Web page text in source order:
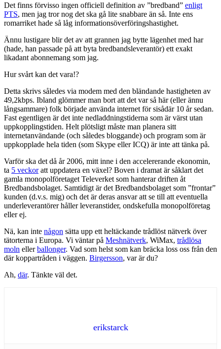
Det finns förvisso ingen officiell definition av ”bredband” enligt
PTS, men jag tror nog det ska gå lite snabbare än så. Inte ens
romarriket hade så låg informationsöverföringshastighet.
Ännu lustigare blir det av att grannen jag bytte lägenhet med har
(hade, han passade på att byta bredbandsleverantör) ett exakt
likadant abonnemang som jag.
Hur svårt kan det vara!?
Detta skrivs således via modem med den bländande hastigheten av
49,2kbps. Ibland glömmer man bort att det var så här (eller ännu
långsammare) folk började använda internet för sisådär 10 år sedan.
Fast egentligen är det inte nedladdningstiderna som är värst utan
uppkopplingstiden. Helt plötsligt måste man planera sitt
internetanvändande (och således bloggande) och program som är
uppkopplade hela tiden (som Skype eller ICQ) är inte att tänka på.
Varför ska det då år 2006, mitt inne i den accelererande ekonomin,
ta 5 veckoratt uppdatera en växel? Boven i dramat är såklart det
gamla monopolföretaget Televerket som hanterar driften åt
Bredbandsbolaget. Samtidigt är det Bredbandsbolaget som ”frontar”
kunden (d.v.s. mig) och det är deras ansvar att se till att eventuella
underleverantörer håller leveranstider, ondskefulla monopolföretag
eller ej.
Nä, kan inte någon sätta upp ett heltäckande trådlöst nätverk över
tätorterna i Europa. Vi väntar på Meshnätverk, WiMax, trådlösa
moln ellerballonger. Vad som helst som kan bräcka loss oss från den
där koppartråden i väggen. Birgersson, var är du?
Ah, där. Tänkte väl det.
erikstarck